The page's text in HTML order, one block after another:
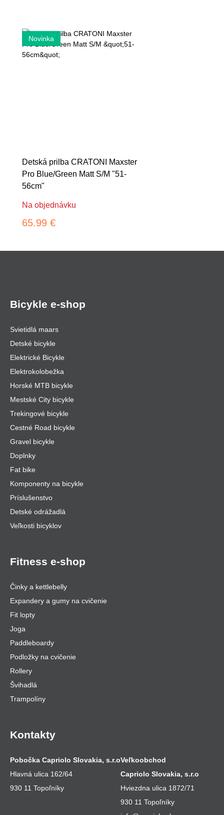
Detská prilba CRATONI Maxster
Pro Blue/Green Matt S/M "51-
56cm"
Na objednávku
65.99 €
Bicykle e-shop
Svietidlá maars
Detské bicykle
Elektrické Bicykle
Elektrokolobežka
Horské MTB bicykle
Mestské City bicykle
Trekingové bicykle
Cestné Road bicykle
Gravel bicykle
Doplnky
Fat bike
Komponenty na bicykle
Príslušenstvo
Detské odrážadlá
Veľkosti bicyklov
Fitness e-shop
Činky a kettlebelly
Expandery a gumy na cvičenie
Fit lopty
Joga
Paddleboardy
Podložky na cvičenie
Rollery
Švihadlá
Trampolíny
Kontakty
Pobočka Capriolo Slovakia, s.r.o
Hlavná ulica 162/64
930 11 Topoľníky
Veľkoobchod
Capriolo Slovakia, s.r.o
Hviezdna ulica 1872/71
930 11 Topoľníky